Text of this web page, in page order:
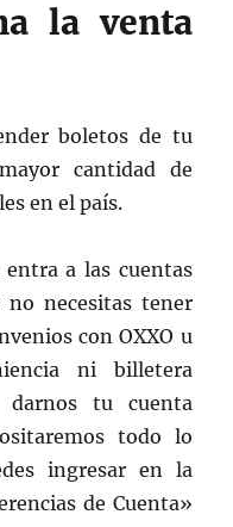
la venta
boletos de tu
cantidad de
en el país.
a las cuentas
necesitas tener
con OXXO u
ni billetera
darnos tu cuenta
todo lo
ingresar en la
de Cuenta»